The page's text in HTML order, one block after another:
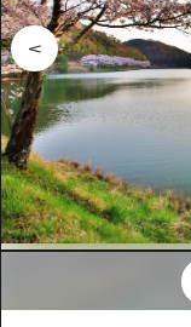
추
아
사
쇼
스
목
히
아
관광
목
아
빈
계절
이벤
유용
목